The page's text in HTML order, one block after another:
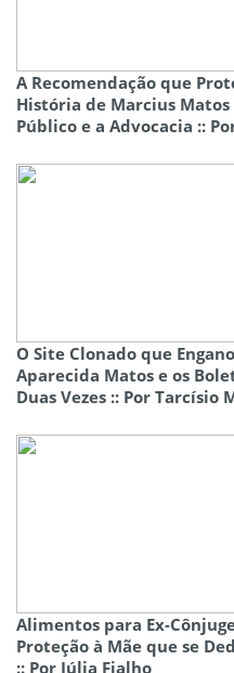
A Recomendação que
História de Marcius
Público e a Advocacia ::
O Site Clonado que
Aparecida Matos e os
Duas Vezes :: Por Tarcísio
Alimentos para Ex-
Proteção à Mãe que se
:: Por Júlia Fialho